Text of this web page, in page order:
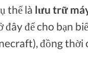
thể là lưu trữ
để cho bạn
đồng thời